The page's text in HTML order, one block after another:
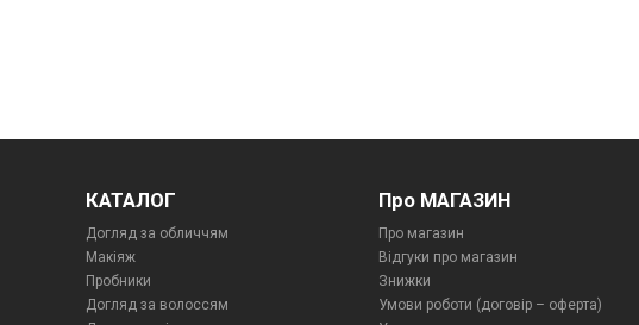
КАТАЛОГ
Догляд за обличчям
Макіяж
Пробники
Догляд за волоссям
Про МАГАЗИН
Про магазин
Відгуки про магазин
Знижки
Умови роботи (договір – оферта)